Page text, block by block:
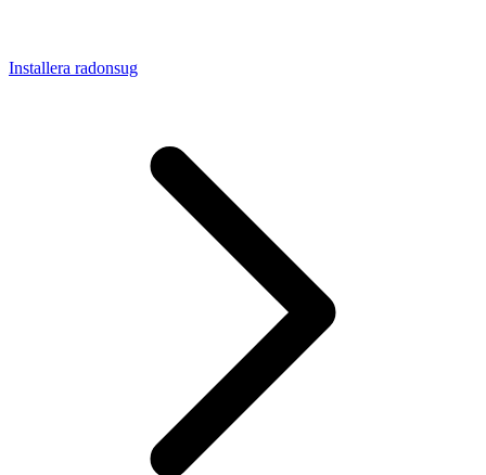
Installera radonsug